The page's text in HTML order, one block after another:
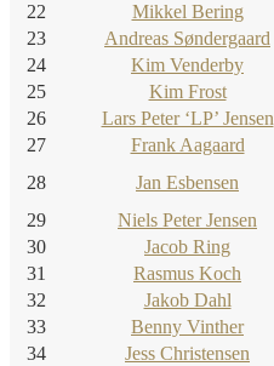
22
Mikkel Bering
23
Andreas Søndergaard
24
Kim Venderby
25
Kim Frost
26
Lars Peter ‘LP’ Jensen
27
Frank Aagaard
28
Jan Esbensen
29
Niels Peter Jensen
30
Jacob Ring
31
Rasmus Koch
32
Jakob Dahl
33
Benny Vinther
34
Jess Christensen